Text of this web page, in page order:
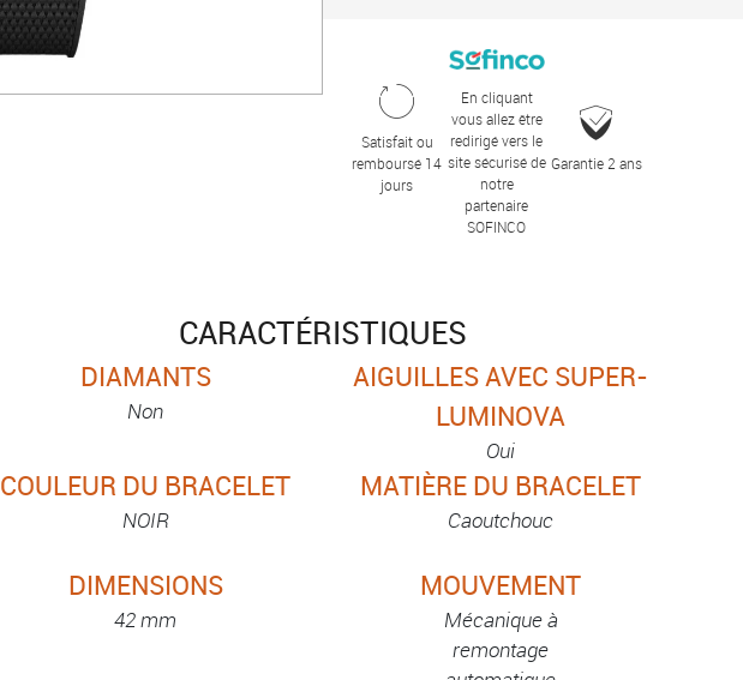
Satisfait ou
remboursé 14
jours
En cliquant
vous allez être
redirigé vers le
site sécurisé de
notre
partenaire
SOFINCO
Garantie 2 ans
CARACTÉRISTIQUES
DIAMANTS
Non
AIGUILLES AVEC SUPER-
LUMINOVA
Oui
COULEUR DU BRACELET
NOIR
MATIÈRE DU BRACELET
Caoutchouc
DIMENSIONS
42 mm
MOUVEMENT
Mécanique à
remontage